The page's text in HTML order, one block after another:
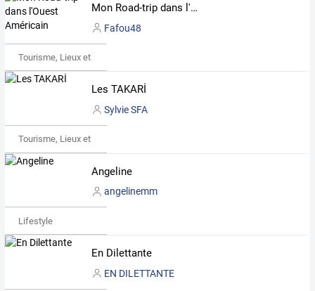
Mon Road-trip dans l'Ouest Américain
Fafou48
Tourisme, Lieux et Événements
Les TAKARİ
Sylvie SFA
Tourisme, Lieux et Événements
Angeline
angelinemm
Lifestyle
En Dilettante
EN DILETTANTE